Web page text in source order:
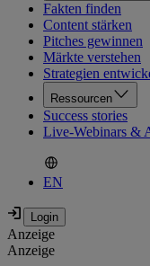
Fakten finden
Content stärken
Pitches gewinnen
Märkte verstehen
Strategien
Ressourcen
Success stories
Live-Webinars &
EN
Anzeige
Anzeige